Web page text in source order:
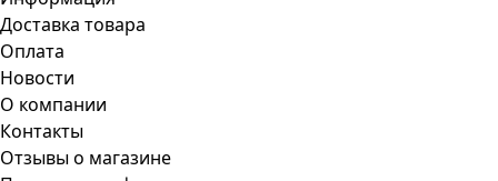
Доставка товара
Оплата
Новости
О компании
Контакты
Отзывы о магазине